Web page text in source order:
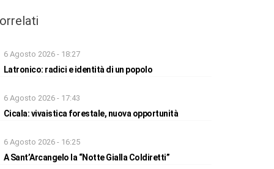
6 Agosto 2026 - 18:27
Latronico: radici e identità di un popolo
6 Agosto 2026 - 17:43
Cicala: vivaistica forestale, nuova opportunità
6 Agosto 2026 - 16:25
A Sant’Arcangelo la “Notte Gialla Coldiretti”